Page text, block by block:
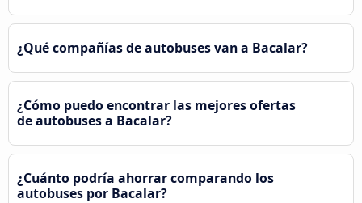
¿Qué compañías de autobuses van a Bacalar?
¿Cómo puedo encontrar las mejores ofertas
de autobuses a Bacalar?
¿Cuánto podría ahorrar comparando los
autobuses por Bacalar?